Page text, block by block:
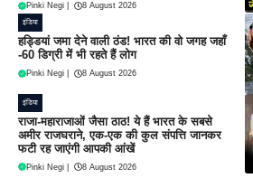
Pinki Negi 8 August 2026
इंडिया
हड्डियां जमा देने वाली ठंड! भारत की वो जगह जहाँ
-60 डिग्री में भी रहते हैं लोग
Pinki Negi 8 August 2026
इंडिया
राजा-महाराजाओं जैसा ठाठ! ये हैं भारत के सबसे
अमीर राजघराने, एक-एक की कुल संपत्ति जानकर
फटी रह जाएंगी आपकी आंखें
Pinki Negi 8 August 2026